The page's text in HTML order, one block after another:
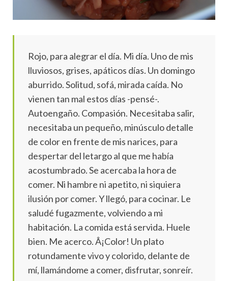
Rojo, para alegrar el día. Mi día. Uno de mis
lluviosos, grises, apáticos días. Un domingo
aburrido. Solitud, sofá, mirada caída. No
vienen tan mal estos días -pensé-.
Autoengaño. Compasión. Necesitaba salir,
necesitaba un pequeño, minúsculo detalle
de color en frente de mis narices, para
despertar del letargo al que me había
acostumbrado. Se acercaba la hora de
comer. Ni hambre ni apetito, ni siquiera
ilusión por comer. Y llegó, para cocinar. Le
saludé fugazmente, volviendo a mi
habitación. La comida está servida. Huele
bien. Me acerco. Â¡Color! Un plato
rotundamente vivo y colorido, delante de
mí, llamándome a comer, disfrutar, sonreír.